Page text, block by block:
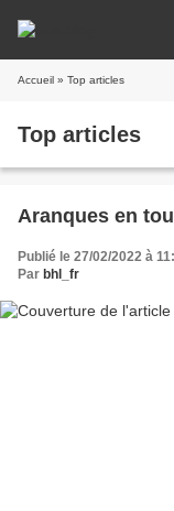
Accueil » Top articles
Top articles
Aranques en
Publié le 27/02/2022 à
Par bhl_fr